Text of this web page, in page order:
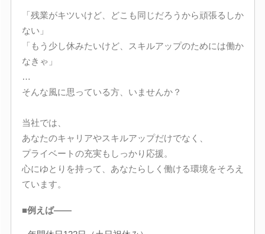
「残業がキツいけど、どこも同じだろうから頑張るしか
ない」
「もう少し休みたいけど、スキルアップのためには働か
なきゃ」
…
そんな風に思っている方、いませんか？
当社では、
あなたのキャリアやスキルアップだけでなく、
プライベートの充実もしっかり応援。
心にゆとりを持って、あなたらしく働ける環境をそろえ
ています。
■例えば――